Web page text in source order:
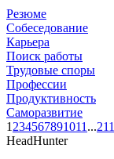
Резюме
Собеседование
Карьера
Поиск работы
Трудовые споры
Профессии
Продуктивность
Саморазвитие
1 234567891011 ...211
HeadHunter